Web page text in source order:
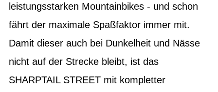
leistungsstarken Mountainbikes - und schon
fährt der maximale Spaßfaktor immer mit.
Damit dieser auch bei Dunkelheit und Nässe
nicht auf der Strecke bleibt, ist das
SHARPTAIL STREET mit kompletter